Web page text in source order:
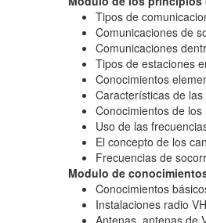
Tipos de
Comunicaciones de
Comunicaciones
Tipos de estaciones
Conocimientos
Características de
Conocimientos de
Uso de las
El concepto de los
Frecuencias de
Modulo de
Conocimientos
Instalaciones radio
Antenas, antenas de